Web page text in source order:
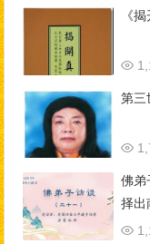
《
第三
佛弟
择出